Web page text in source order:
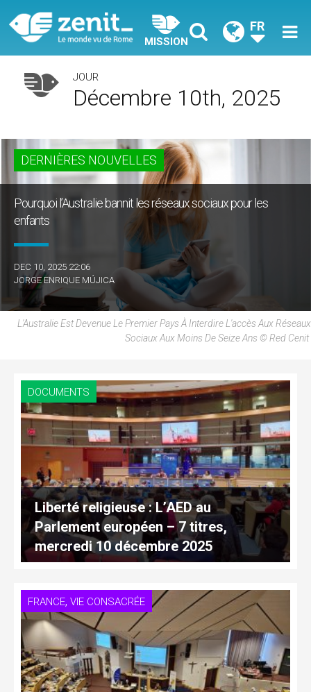
MISSION
FR
JOUR
Décembre 10th, 2025
DERNIÈRES NOUVELLES
Pourquoi l’Australie bannit les réseaux sociaux pour les
enfants
DEC 10, 2025 22:06
JORGE ENRIQUE MÚJICA
L'Australie Est Devenue Le Premier Pays À Interdire L'accès Aux Réseaux
Sociaux Aux Moins De Seize Ans © Red Cenit
DOCUMENTS
Liberté religieuse : L’AED au
Parlement européen – 7 titres,
mercredi 10 décembre 2025
FRANCE, VIE CONSACRÉE